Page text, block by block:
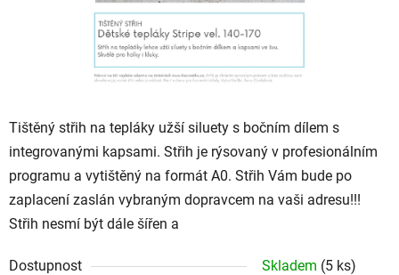
Tištěný střih na tepláky užší siluety s bočním dílem s
integrovanými kapsami. Střih je rýsovaný v profesionálním
programu a vytištěný na formát A0. Střih Vám bude po
zaplacení zaslán vybraným dopravcem na vaši adresu!!!
Střih nesmí být dále šířen a
Dostupnost Skladem (5 ks)